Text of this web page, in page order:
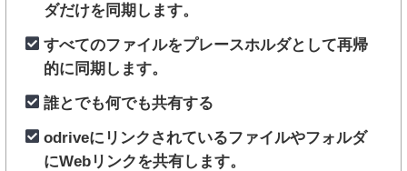
ダだけを同期します。
すべてのファイルをプレースホルダとして再帰
的に同期します。
誰とでも何でも共有する
odriveにリンクされているファイルやフォルダ
にWebリンクを共有します。